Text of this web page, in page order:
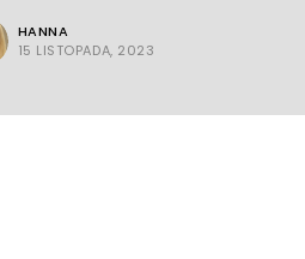
HANNA
15 LISTOPADA, 2023